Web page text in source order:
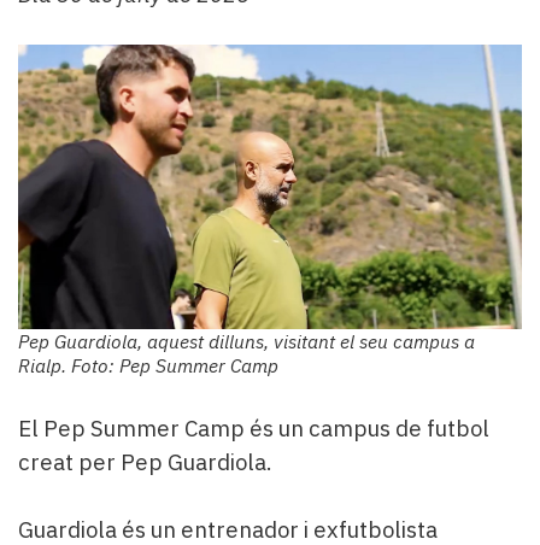
Pep Guardiola, aquest dilluns, visitant el seu campus a
Rialp. Foto: Pep Summer Camp
El Pep Summer Camp és un campus de futbol
creat per Pep Guardiola.
Guardiola és un entrenador i exfutbolista